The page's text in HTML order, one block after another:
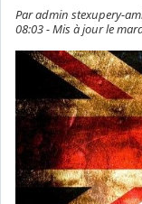
Par admin stexupery-
08:03 - Mis à jour le